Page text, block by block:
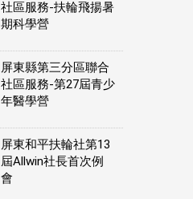
社區服務-扶輪飛揚暑
期科學營
屏東縣第三分區聯合
社區服務-第27屆青少
年醫學營
屏東和平扶輪社第13
屆Allwin社長首次例
會